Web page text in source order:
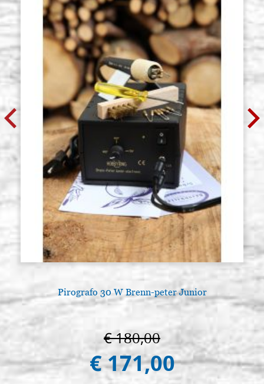
Pennellessa in scoiattolo (vaio)
KOLNER, 3,5" = larghezza 89mm x
50mm altezza
Giacenza: 3 - COD.
€ 27,00 ACQUISTA
Pennellessa in scoiattolo (vaio)
KOLNER, 4" = larghezza 100mm x
55mm altezza
Giacenza: 2 - COD.
V0635
€ 30,40 ACQUISTA
Pirografo 30 W Brenn-peter Junior
€ 180,00
€ 171,00